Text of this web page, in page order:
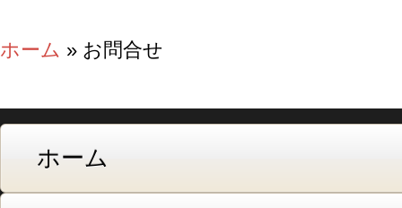
ホーム » お問合せ
ホーム